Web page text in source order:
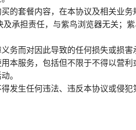
的套餐内容，在本协议及相关业
承担责任，与紫鸟浏览器无关；
务而对因此导致的任何损失或损害
本服务，包括但不限于不得以营
。
发生任何违法、违反本协议或侵